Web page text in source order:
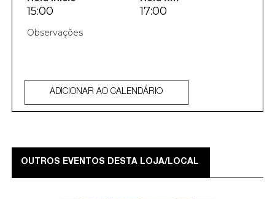
15:00 17:00
ADICIONAR AO CALENDÁRIO
OUTROS EVENTOS DESTA LOJA/LOCAL